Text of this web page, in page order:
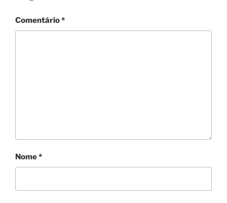
Comentário*
Nome*